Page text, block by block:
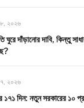
২০২৬
ঘুরে দাঁড়ানোর দাবি, কিন্তু
২০২৬
১৭১ দিন: নতুন সরকারের ১০